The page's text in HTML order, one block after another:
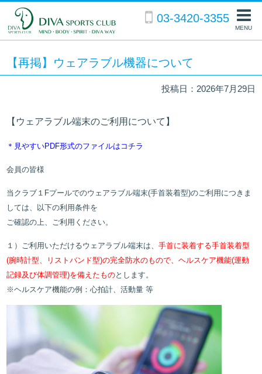
03-3420-3355
MENU
【再掲】ウェアラブル機器について
投稿日：2026年7月29日
【ウェアラブル端末のご利用について】
＊見やすいPDF形式のファイルはコチラ
会員の皆様
当クラブ１Fプールでのウェアラブル端末(手首装着型)のご利用につきま
しては、以下の利用条件を
ご確認の上、ご利用ください。
１）ご利用いただけるウェアラブル端末は、手首に装着する手首装着型
(腕時計型、リストバンド型)の完全防水のもので、ヘルスケア機能(運動
記録及び体調管理)を備えたものとします。
※ヘルスケア機能の例：心拍計、活動量 等